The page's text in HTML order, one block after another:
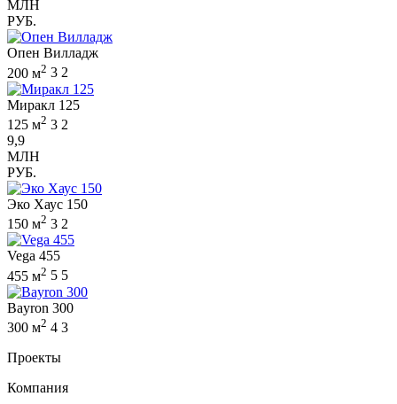
МЛН
РУБ.
Опен Вилладж
200 м2 3 2
Миракл 125
125 м2 3 2
9,9
МЛН
РУБ.
Эко Хаус 150
150 м2 3 2
Vega 455
455 м2 5 5
Bayron 300
300 м2 4 3
Проекты
Компания